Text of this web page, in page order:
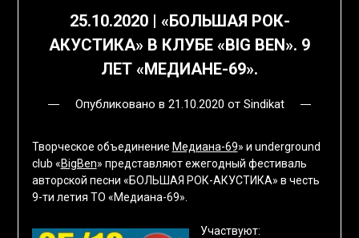
25.10.2020 | «БОЛЬШАЯ РОК-
АКУСТИКА» В КЛУБЕ «BIG BEN». 9
ЛЕТ «МЕДИАНЕ-69».
Опубликовано в 21.10.2020 от Sindikat
Творческое объединение Медиана-69» и underground
club «BigBen» представляют ежегодный фестиваль
авторской песни «БОЛЬШАЯ РОК-АКУСТИКА» в честь
9-ти летия ТО «Медиана-69».
Участвуют: